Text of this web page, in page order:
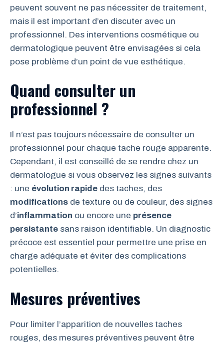
peuvent souvent ne pas nécessiter de traitement,
mais il est important d’en discuter avec un
professionnel. Des interventions cosmétique ou
dermatologique peuvent être envisagées si cela
pose problème d’un point de vue esthétique.
Quand consulter un
professionnel ?
Il n’est pas toujours nécessaire de consulter un
professionnel pour chaque tache rouge apparente.
Cependant, il est conseillé de se rendre chez un
dermatologue si vous observez les signes suivants
: une évolution rapide des taches, des
modifications de texture ou de couleur, des signes
d’inflammation ou encore une présence
persistante sans raison identifiable. Un diagnostic
précoce est essentiel pour permettre une prise en
charge adéquate et éviter des complications
potentielles.
Mesures préventives
Pour limiter l’apparition de nouvelles taches
rouges, des mesures préventives peuvent être